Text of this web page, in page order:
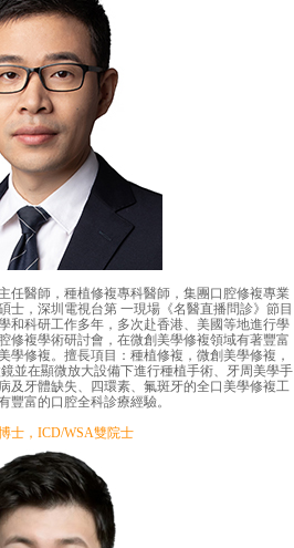
醫師，種植修複專科醫師，集團口腔修複專業
士，深圳電視台第 一現場《名醫直播問診》節目
和科研工作多年，多次赴香港、美國等地進行學
修複學術研討會，在微創美學修複領域有著豐富
學修複。擅長項目：種植修複，微創美學修複，
並在顯微放大設備下進行種植手術、牙周美學手
及牙體缺失、四環素、氟斑牙的全口美學修複工
豐富的口腔全科診療經驗。
，ICD/WSA雙院士